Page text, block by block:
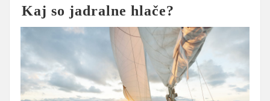
Kaj so jadralne hlače?